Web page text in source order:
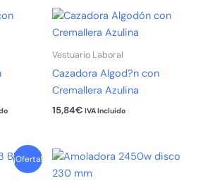
pueden
elegir
la
página
de
producto
Vestuario Laboral
Cazadora Algod?n con
Cremallera Azulina
15,84€ IVA Incluido
Este
producto
tiene
opciones
pueden
elegir
¡Oferta!